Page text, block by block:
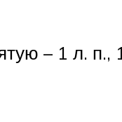
– 1 л. п.,